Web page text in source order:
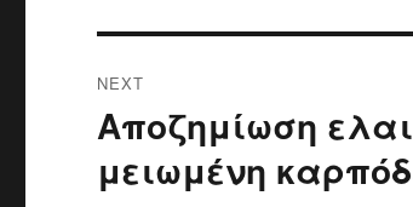
NEXT
Next
Αποζημίωση
μειωμένη